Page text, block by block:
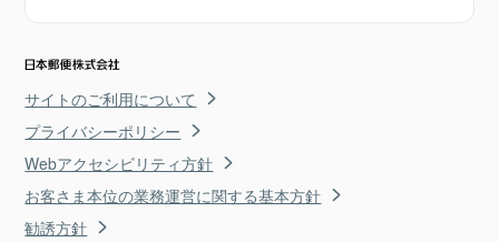
サイトのご利用について
プライバシーポリシー
Webアクセシビリティ方針
お客さま本位の業務運営に関する基本方針
勧誘方針